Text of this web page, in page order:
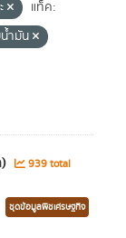
แท็ค:
ำมัน
939 total
ชุดข้อมูลพืชเศรษฐกิจ